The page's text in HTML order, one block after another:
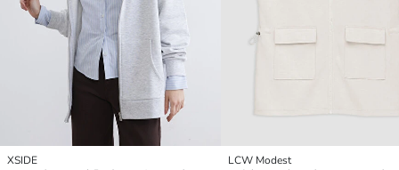
XSIDE
LCW Modest